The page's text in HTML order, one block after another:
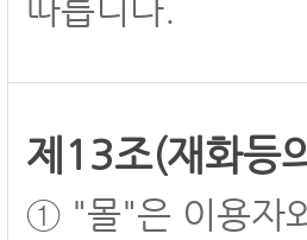
따릅니다.
제13조(재화등
① "몰"은 이용자